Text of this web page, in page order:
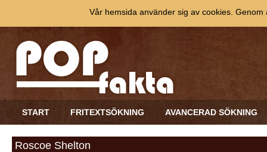
START FRITEXTSÖKNING AVANCERAD SÖKNING
Roscoe Shelton
Vår hemsida använder sig av cookies.